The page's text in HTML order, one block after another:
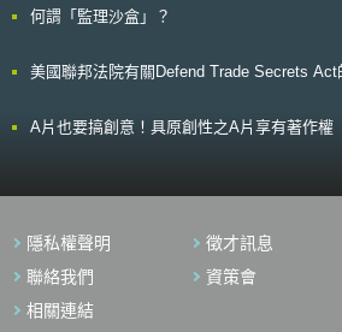
任，將需履行投保保險等義務之適用範圍由網路
個資主體數由1千人調整為1萬人，以減輕小型企
任的對象包括：不符合CPO資格的公共機構，公
內容包括自動決策權利、CPO資格要求、公共機
機裝載爆炸裝置等會造成人員傷害或財物損失的
始施行。 此外，下議院目前仍審議有關禁止無人機靠近重要設施，包
何謂「監理沙盒」？
美國聯邦法院有關Defend Trade Secrets
A片也要搞創意！具原創性之A片享有著作權
隱私權聲明 徵才訊息
聯絡我們
資策會
相關連結